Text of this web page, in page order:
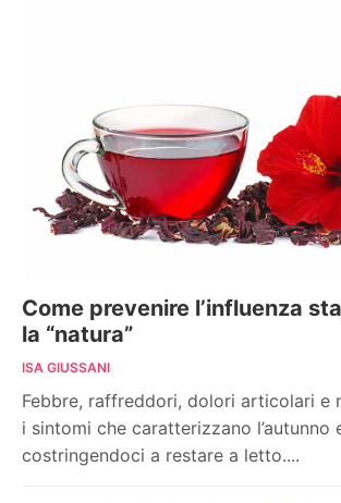
Come prevenire l’influenza
la “natura”
ISA GIUSSANI
Febbre, raffreddori, dolori articolari e
i sintomi che caratterizzano l’autunno
costringendoci a restare a letto....